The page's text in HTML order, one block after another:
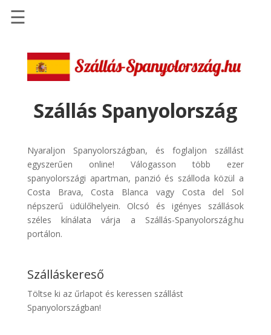
Szállások
Szállásinfo.eu
Repülőjegy
Autóbérlés
Discover
Cars
Transzfer
Taxi
☰
Szállás Spanyolország
Nyaraljon Spanyolországban, és foglaljon szállást
egyszerűen online! Válogasson több ezer
spanyolországi apartman, panzió és szálloda közül a
Costa Brava, Costa Blanca vagy Costa del Sol
népszerű üdülőhelyein. Olcsó és igényes szállások
széles kínálata várja a Szállás-Spanyolország.hu
portálon.
Szálláskereső
Töltse ki az űrlapot és keressen szállást
Spanyolországban!